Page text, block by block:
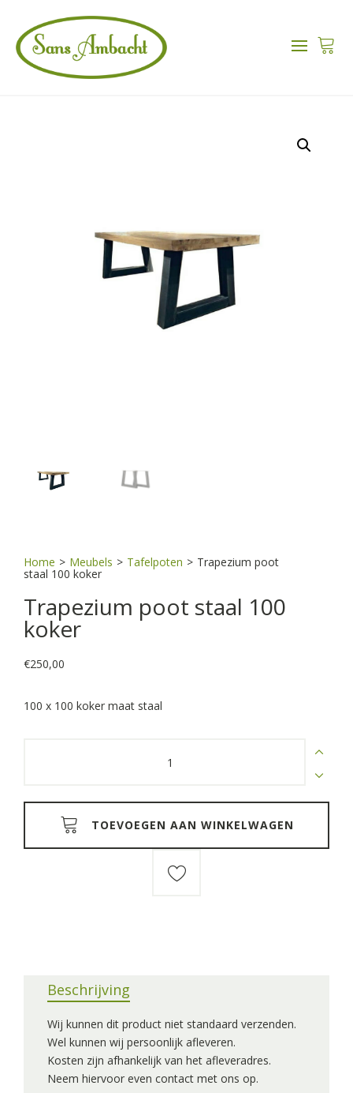
Home > Meubels > Tafelpoten > Trapezium poot
staal 100 koker
Trapezium poot staal 100
koker
€250,00
100 x 100 koker maat staal
quantity
TOEVOEGEN AAN WINKELWAGEN
Beschrijving
Wij kunnen dit product niet standaard verzenden.
Wel kunnen wij persoonlijk afleveren.
Kosten zijn afhankelijk van het afleveradres.
Neem hiervoor even contact met ons op.